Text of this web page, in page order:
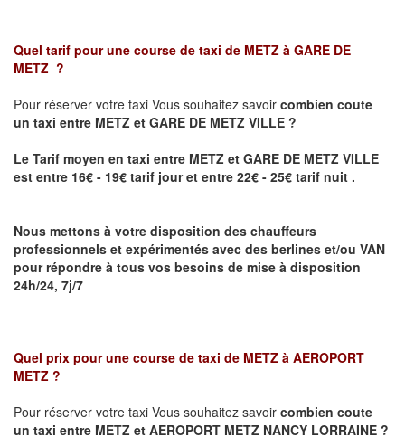
Quel tarif pour une course de taxi de METZ à GARE DE
METZ ?
Pour réserver votre taxi Vous souhaitez savoir combien coute
un taxi entre METZ et GARE DE METZ VILLE ?
Le Tarif moyen en taxi entre METZ et GARE DE METZ VILLE
est entre 16€ - 19€ tarif jour et entre 22€ - 25€ tarif nuit .
Nous mettons à votre disposition des chauffeurs
professionnels et expérimentés avec des berlines et/ou VAN
pour répondre à tous vos besoins de mise à disposition
24h/24, 7j/7
Quel prix pour une course de taxi de METZ à AEROPORT
METZ ?
Pour réserver votre taxi Vous souhaitez savoir combien coute
un taxi entre METZ et AEROPORT METZ NANCY LORRAINE ?